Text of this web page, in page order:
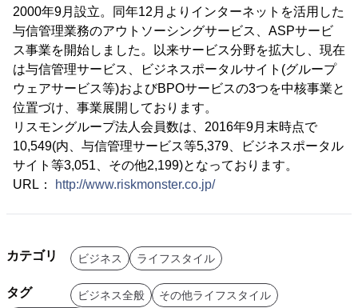
2000年9月設立。同年12月よりインターネットを活用した
与信管理業務のアウトソーシングサービス、ASPサービ
ス事業を開始しました。以来サービス分野を拡大し、現在
は与信管理サービス、ビジネスポータルサイト(グループ
ウェアサービス等)およびBPOサービスの3つを中核事業と
位置づけ、事業展開しております。
リスモングループ法人会員数は、2016年9月末時点で
10,549(内、与信管理サービス等5,379、ビジネスポータル
サイト等3,051、その他2,199)となっております。
URL：
http://www.riskmonster.co.jp/
カテゴリ ビジネス ライフスタイル
タグ ビジネス全般
その他ライフスタイル